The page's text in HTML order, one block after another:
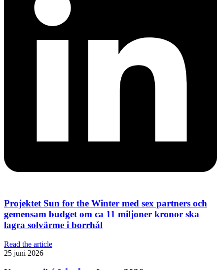
Projektet Sun for the Winter med sex partners och
gemensam budget om ca 11 miljoner kronor ska
lagra solvärme i borrhål
Read the article
25 juni 2026